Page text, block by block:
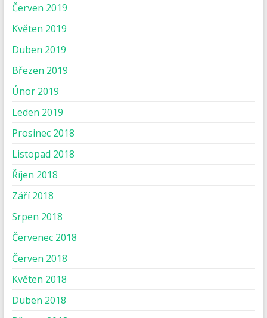
Červen 2019
Květen 2019
Duben 2019
Březen 2019
Únor 2019
Leden 2019
Prosinec 2018
Listopad 2018
Říjen 2018
Září 2018
Srpen 2018
Červenec 2018
Červen 2018
Květen 2018
Duben 2018